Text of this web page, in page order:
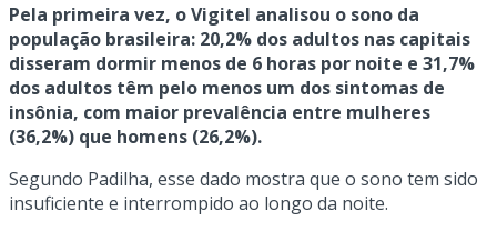
Pela primeira vez, o Vigitel analisou o sono da
população brasileira: 20,2% dos adultos nas capitais
disseram dormir menos de 6 horas por noite e 31,7%
dos adultos têm pelo menos um dos sintomas de
insônia, com maior prevalência entre mulheres
(36,2%) que homens (26,2%).
Segundo Padilha, esse dado mostra que o sono tem sido
insuficiente e interrompido ao longo da noite.